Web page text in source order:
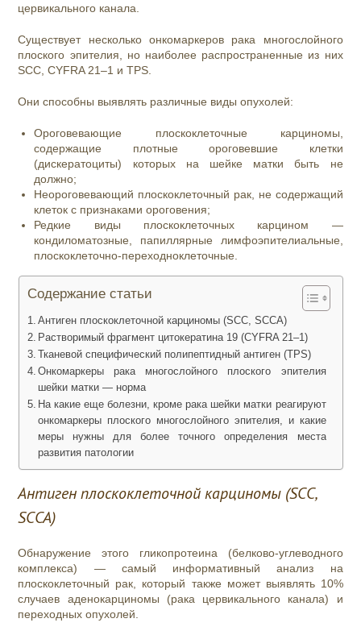
цервикального канала.
Существует несколько онкомаркеров рака многослойного
плоского эпителия, но наиболее распространенные из них
SCC, CYFRA 21–1 и TPS.
Они способны выявлять различные виды опухолей:
Ороговевающие плоскоклеточные карциномы,
содержащие плотные ороговевшие клетки
(дискератоциты) которых на шейке матки быть не
должно;
Неороговевающий плоскоклеточный рак, не содержащий
клеток с признаками ороговения;
Редкие виды плоскоклеточных карцином —
кондиломатозные, папиллярные лимфоэпителиальные,
плоскоклеточно-переходноклеточные.
Содержание статьи
Антиген плоскоклеточной карциномы (SCC, SCCA)
Растворимый фрагмент цитокератина 19 (CYFRA 21–1)
Тканевой специфический полипептидный антиген (TPS)
Онкомаркеры рака многослойного плоского эпителия
шейки матки — норма
На какие еще болезни, кроме рака шейки матки реагируют
онкомаркеры плоского многослойного эпителия, и какие
меры нужны для более точного определения места
развития патологии
Антиген плоскоклеточной карциномы (SCC,
SCCA)
Обнаружение этого гликопротеина (белково-углеводного
комплекса) — самый информативный анализ на
плоскоклеточный рак, который также может выявлять 10%
случаев аденокарциномы (рака цервикального канала) и
переходных опухолей.